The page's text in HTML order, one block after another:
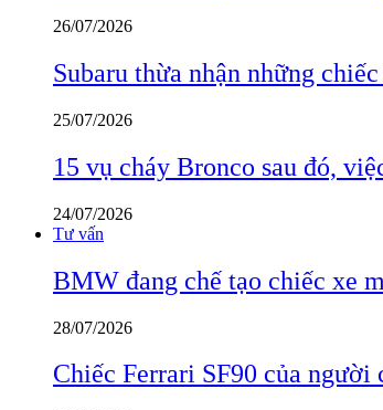
26/07/2026
Subaru thừa nhận những
25/07/2026
15 vụ cháy Bronco sau đó,
24/07/2026
Tư vấn
BMW đang chế tạo chiếc xe
28/07/2026
Chiếc Ferrari SF90 của người